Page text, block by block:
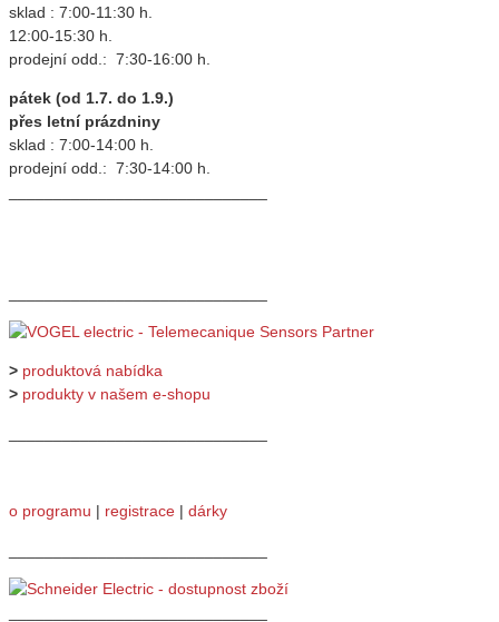
sklad : 7:00-11:30 h.
12:00-15:30 h.
prodejní odd.: 7:30-16:00 h.
pátek (od 1.7. do 1.9.)
přes letní prázdniny
sklad : 7:00-14:00 h.
prodejní odd.: 7:30-14:00 h.
> produktová nabídka
> produkty v našem e-shopu
o programu | registrace | dárky